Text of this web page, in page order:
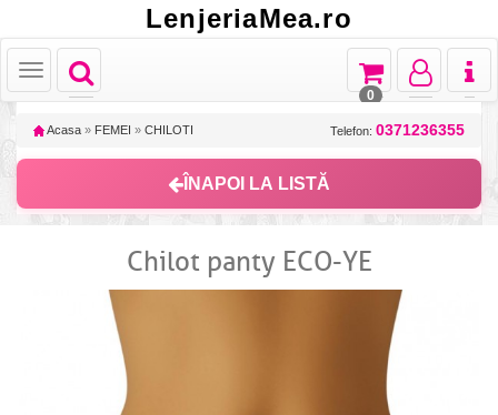
LenjeriaMea.ro
Toggle
navigation
Toggle
Toggle
navigation
Toggle
navigation
Toggle
navigation
0
Acasa » FEMEI » CHILOTI Telefon: 0371236355
ÎNAPOI LA LISTĂ
Chilot panty ECO-YE